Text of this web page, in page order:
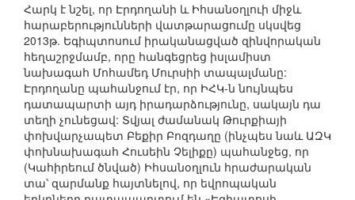
Հարկ է նշել, որ Էրդողանի և Իհսանօղլուի միջև
հարաբերությունների վատթարացումը սկսվեց
2013թ. Եգիպտոսում իրականացված զինվորական
հեղաշրջմամբ, որը հանգեցրեց իսլամիստ
նախագահ Մոհամեդ Մուրսիի տապալմանը:
Էրդողանը պահանջում էր, որ ԻՀԿ-ն նույնպես
դատապարտի այդ իրադարձությունը, սակայն դա
տեղի չունեցավ: Տվյալ ժամանակ Թուրքիայի
փոխվարչապետ Բեքիր Բոզդաղը (ինչպես նաև ԱԶԿ
փոխնախագահ Հուսեին Չելիքը) պահանջեց, որ
(Կահիրեում ծնված) Իհսանօղլուն հրաժարական
տա՝ զարմանք հայտնելով, որ եվրոպական